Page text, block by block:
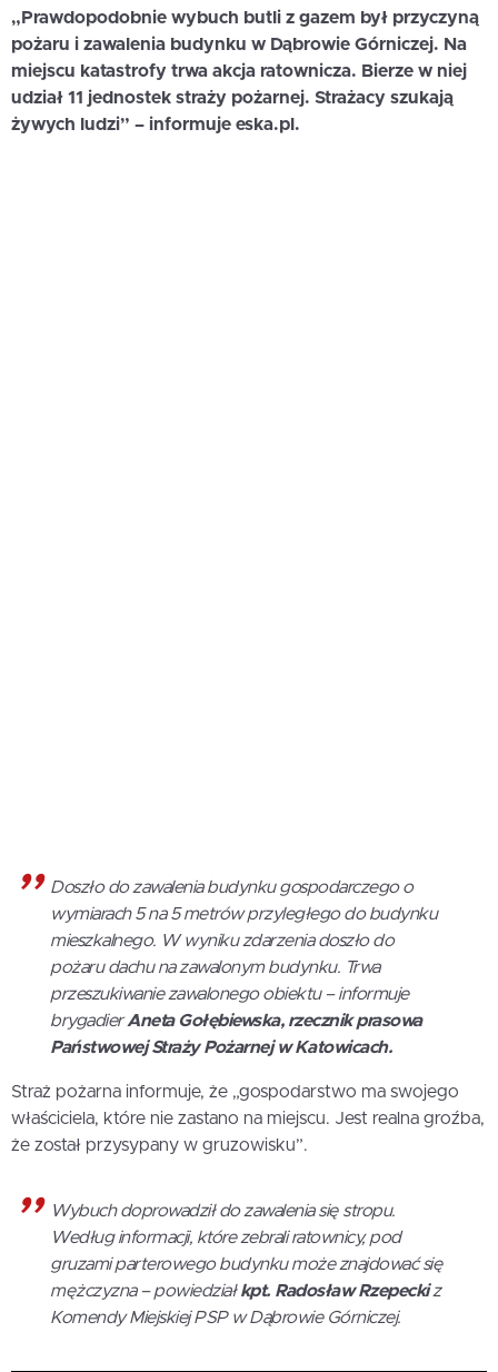
„Prawdopodobnie wybuch butli z gazem był przyczyną
pożaru i zawalenia budynku w Dąbrowie Górniczej. Na
miejscu katastrofy trwa akcja ratownicza. Bierze w niej
udział 11 jednostek straży pożarnej. Strażacy szukają
żywych ludzi” – informuje eska.pl.
Doszło do zawalenia budynku gospodarczego o
wymiarach 5 na 5 metrów przyległego do budynku
mieszkalnego. W wyniku zdarzenia doszło do
pożaru dachu na zawalonym budynku. Trwa
przeszukiwanie zawalonego obiektu – informuje
brygadierAneta Gołębiewska, rzecznik prasowa
Państwowej Straży Pożarnej w Katowicach.
Straż pożarna informuje, że „gospodarstwo ma swojego
właściciela, które nie zastano na miejscu. Jest realna groźba,
że został przysypany w gruzowisku”.
Wybuch doprowadził do zawalenia się stropu.
Według informacji, które zebrali ratownicy, pod
gruzami parterowego budynku może znajdować się
mężczyzna – powiedziałkpt. Radosław Rzepeckiz
Komendy Miejskiej PSP w Dąbrowie Górniczej.